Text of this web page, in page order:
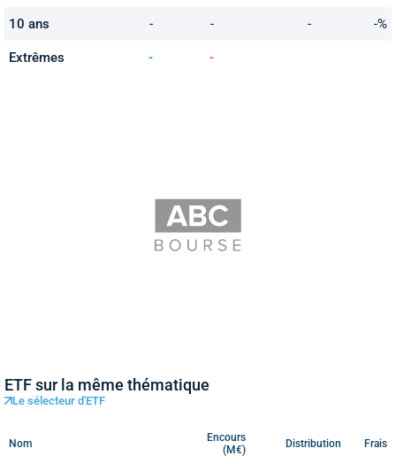
10 ans - - - -%
Extrêmes - -
ETF sur la même thématique
Le sélecteur d'ETF
Nom
Encours
(M€)
Distribution Frais